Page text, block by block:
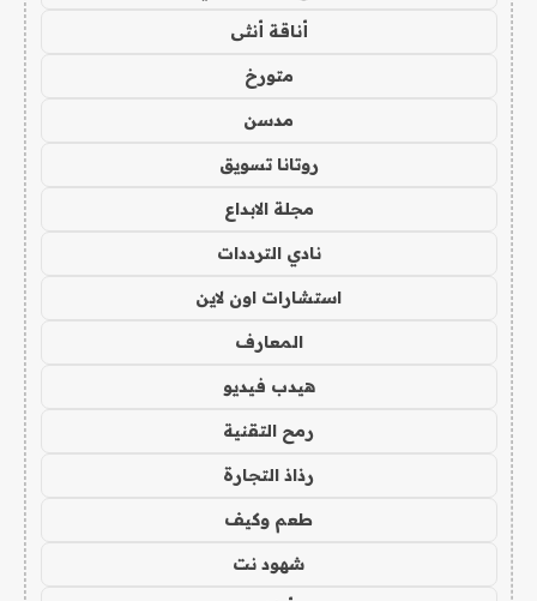
أناقة أنثى
متورخ
مدسن
روتانا تسويق
مجلة الابداع
نادي الترددات
استشارات اون لاين
المعارف
هيدب فيديو
رمح التقنية
رذاذ التجارة
طعم وكيف
شهود نت